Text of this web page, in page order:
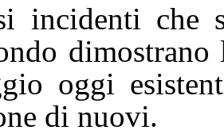
incidenti che
dimostrano
oggi
di nuovi.